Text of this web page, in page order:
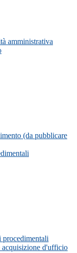
amministrativa
(da pubblicare
d'ufficio